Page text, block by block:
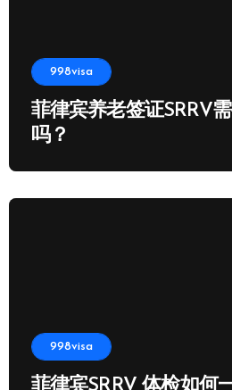
998visa
菲律宾养老签证SRRV
吗？
998visa
菲律宾SRRV 体检如何